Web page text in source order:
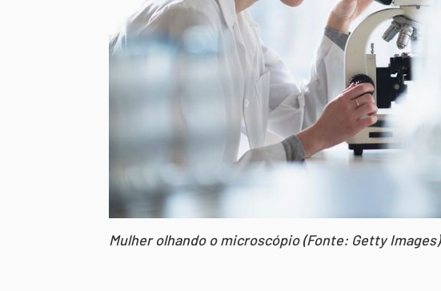
Mulher olhando o microscópio (Fonte: Getty Images)